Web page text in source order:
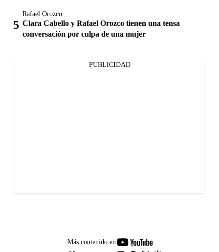
Rafael Orozco
Clara Cabello y Rafael Orozco tienen una tensa
conversación por culpa de una mujer
PUBLICIDAD
Más contenido en
youtube-